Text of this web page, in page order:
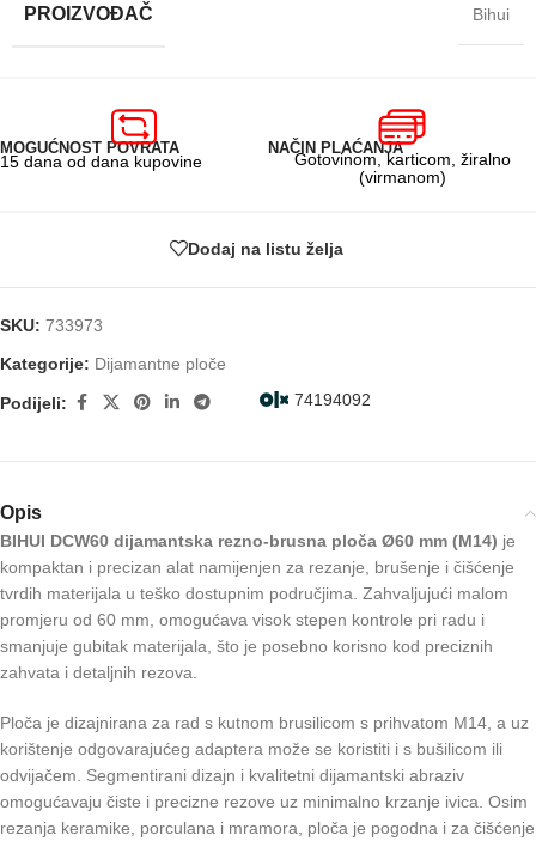
PROIZVOĐAČ Bihui
MOGUĆNOST POVRATA
15 dana od dana kupovine
NAČIN PLAĆANJA
Gotovinom, karticom, žiralno
(virmanom)
Dodaj na listu želja
SKU: 733973
Kategorije: Dijamantne ploče
74194092
Podijeli:
Opis
BIHUI DCW60 dijamantska rezno-brusna ploča Ø60 mm (M14) je
kompaktan i precizan alat namijenjen za rezanje, brušenje i čišćenje
tvrdih materijala u teško dostupnim područjima. Zahvaljujući malom
promjeru od 60 mm, omogućava visok stepen kontrole pri radu i
smanjuje gubitak materijala, što je posebno korisno kod preciznih
zahvata i detaljnih rezova.
Ploča je dizajnirana za rad s kutnom brusilicom s prihvatom M14, a uz
korištenje odgovarajućeg adaptera može se koristiti i s bušilicom ili
odvijačem. Segmentirani dizajn i kvalitetni dijamantski abraziv
omogućavaju čiste i precizne rezove uz minimalno krzanje ivica. Osim
rezanja keramike, porculana i mramora, ploča je pogodna i za čišćenje